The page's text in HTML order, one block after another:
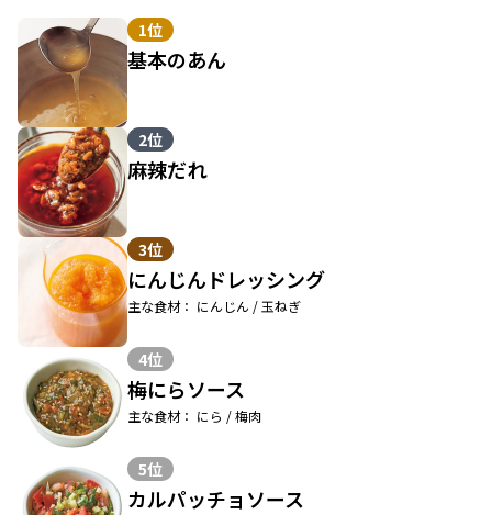
1位
基本のあん
2位
麻辣だれ
3位
にんじんドレッシング
主な食材： にんじん / 玉ねぎ
4位
梅にらソース
主な食材： にら / 梅肉
5位
カルパッチョソース